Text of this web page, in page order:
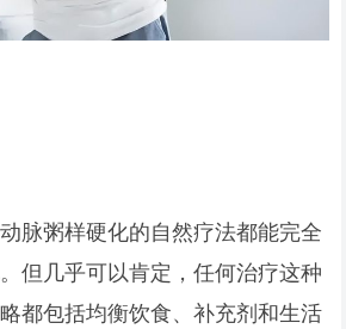
脉粥样硬化的自然疗法都能完全
但几乎可以肯定，任何治疗这种
都包括均衡饮食、补充剂和生活